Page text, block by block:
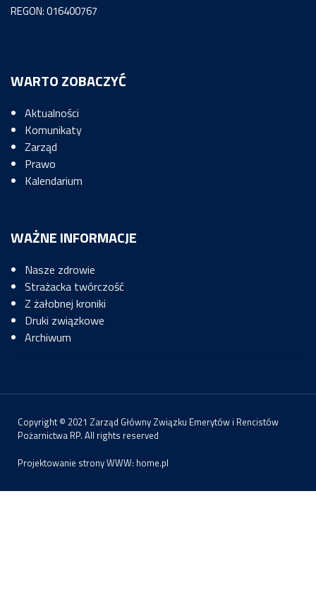
REGON: 016400767
WARTO ZOBACZYĆ
Aktualności
Komunikaty
Zarząd
Prawo
Kalendarium
WAŻNE INFORMACJE
Nasze zdrowie
Strażacka twórczość
Z żałobnej kroniki
Druki związkowe
Archiwum
Copyright © 2021 Zarząd Główny Związku Emerytów i Rencistów
Pożarnictwa RP. All rights reserved
Projektowanie strony WWW: home.pl